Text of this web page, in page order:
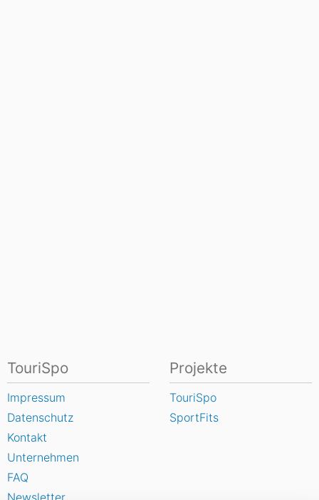
TouriSpo
Impressum
Datenschutz
Kontakt
Unternehmen
FAQ
Newsletter
Projekte
TouriSpo
SportFits